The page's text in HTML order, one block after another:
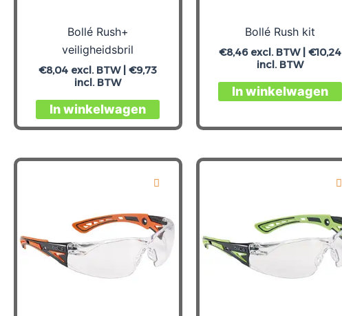
Bollé Rush+
veiligheidsbril
€8,04 excl. BTW |€9,73
incl. BTW
In winkelwagen
Bollé Rush kit
€8,46excl. BTW |€10,24
incl. BTW
In winkelwagen